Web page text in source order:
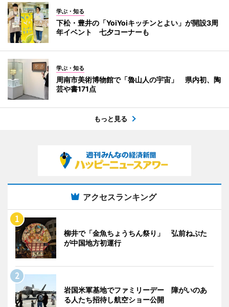
学ぶ・知る
下松・豊井の「YoiYoiキッチンとよい」が開設3周
年イベント 七夕コーナーも
学ぶ・知る
周南市美術博物館で「魯山人の宇宙」 県内初、陶
芸や書171点
もっと見る
アクセスランキング
柳井で「金魚ちょうちん祭り」 弘前ねぷた
が中国地方初運行
岩国米軍基地でファミリーデー 障がいのあ
る人たち招待し航空ショー公開